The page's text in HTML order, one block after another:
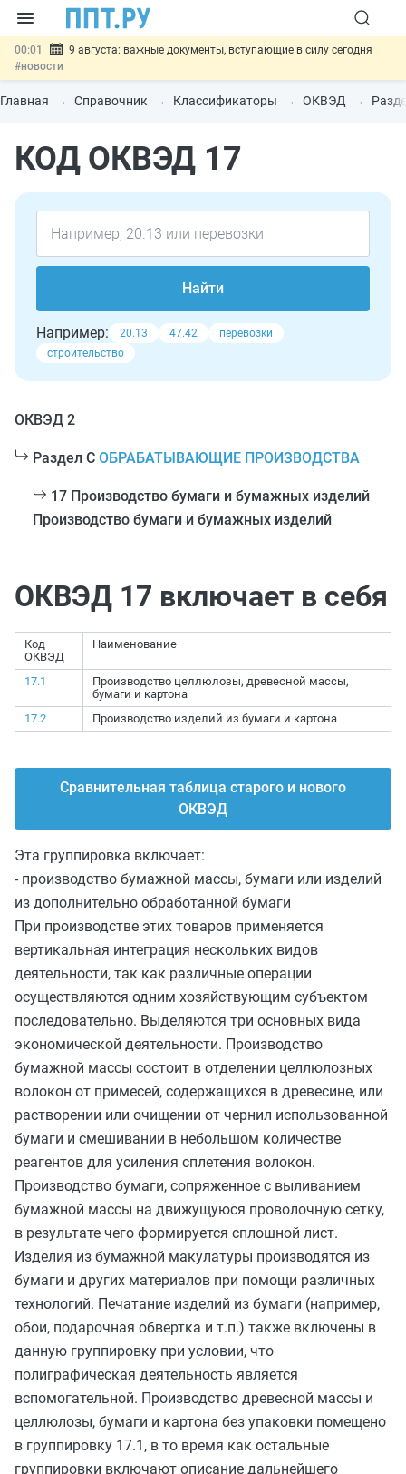
00:01
9 августа: важные документы, вступающие в силу сегодня
#новости
07.08 Подписан закон о блокировке продажи опасных товаров через
«Честный знак»#новости
07.08 Госпошлину за устранение ошибок в документах предлагают
отменить#новости
отношений
Главная Справочник Классификаторы ОКВЭД
КОД ОКВЭД 17
Найти
Например: 20.13 47.42
перевозки
строительство
ОКВЭД 2
Раздел C ОБРАБАТЫВАЮЩИЕ ПРОИЗВОДСТВА
17 Производство бумаги и бумажных изделий
Производство бумаги и бумажных изделий
ОКВЭД 17 включает в себя
Код
ОКВЭД
Наименование
17.1
Производство целлюлозы, древесной массы,
бумаги и картона
17.2
Производство изделий из бумаги и картона
Сравнительная таблица старого и нового
ОКВЭД
Эта группировка включает:
- производство бумажной массы, бумаги или изделий
из дополнительно обработанной бумаги
При производстве этих товаров применяется
вертикальная интеграция нескольких видов
деятельности, так как различные операции
осуществляются одним хозяйствующим субъектом
последовательно. Выделяются три основных вида
экономической деятельности. Производство
бумажной массы состоит в отделении целлюлозных
волокон от примесей, содержащихся в древесине, или
растворении или очищении от чернил использованной
бумаги и смешивании в небольшом количестве
реагентов для усиления сплетения волокон.
Производство бумаги, сопряженное с выливанием
бумажной массы на движущуюся проволочную сетку,
в результате чего формируется сплошной лист.
Изделия из бумажной макулатуры производятся из
бумаги и других материалов при помощи различных
технологий. Печатание изделий из бумаги (например,
обои, подарочная обвертка и т.п.) также включены в
данную группировку при условии, что
полиграфическая деятельность является
вспомогательной. Производство древесной массы и
целлюлозы, бумаги и картона без упаковки помещено
в группировку 17.1, в то время как остальные
группировки включают описание дальнейшего